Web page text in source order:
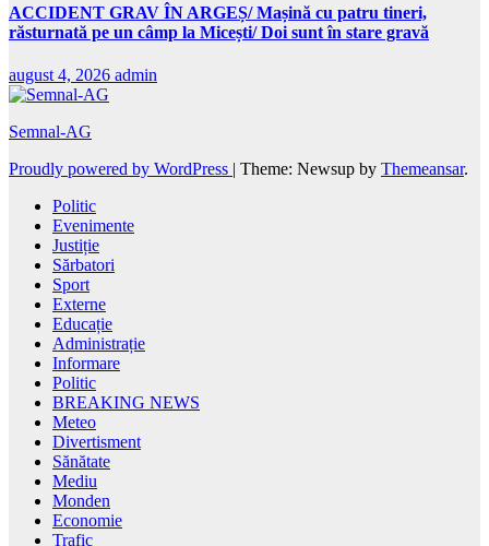
ACCIDENT GRAV ÎN ARGEȘ/ Mașină cu patru tineri,
răsturnată pe un câmp la Micești/ Doi sunt în stare gravă
august 4, 2026 admin
Semnal-AG
Proudly powered by WordPress | Theme: Newsup by Themeansar.
Politic
Evenimente
Justiție
Sărbatori
Sport
Externe
Educație
Administrație
Informare
Politic
BREAKING NEWS
Meteo
Divertisment
Sănătate
Mediu
Monden
Economie
Trafic